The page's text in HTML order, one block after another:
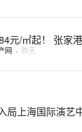
元/㎡起！ 张家
网 · 昨天
局上海国际演艺